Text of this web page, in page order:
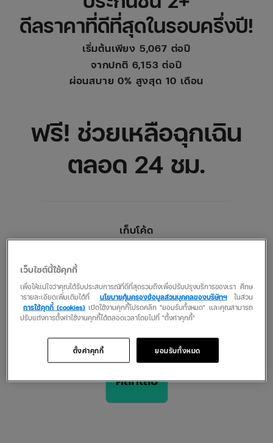
ดีลราคาที่ดีที่สุดในรอบครึ่งปี!
เริ่มต้นเพียง 5,067 ต่อปี
จากปกติ 6,153 ต่อปี
ผ่อนสบาย 0% สูงสุด 10 เดือน
ฟรี! ช่วยเหลือฉุกเฉิน
ตลอด 24 ชม.
เก็บโค้ด
MIDYEAR
คลิกเลย
เว็บไซต์นี้ใช้คุกกี้
เพื่อให้แน่ใจว่าคุณได้รับประสบการณ์ที่ดีที่สุดรวมถึงเพื่อปรับปรุงบริการของเรา ศึกษ
ารายละเอียดเพิ่มเติมได้ที่
นโยบายคุ้มครองข้อมูลส่วนบุคคลของบริษัทฯในส่วน
การใช้คุกกี้ (cookies) เปิดใช้งานคุกกี้โปรดคลิก "ยอมรับทั้งหมด" และคุณสามารถ
ปรับแต่งการตั้งค่าใช้งานคุกกี้ได้ตลอดเวลาโดยไปที่ "ตั้งค่าคุกกี้"
ยอมรับทั้งหมด
ตั้งค่าคุกกี้